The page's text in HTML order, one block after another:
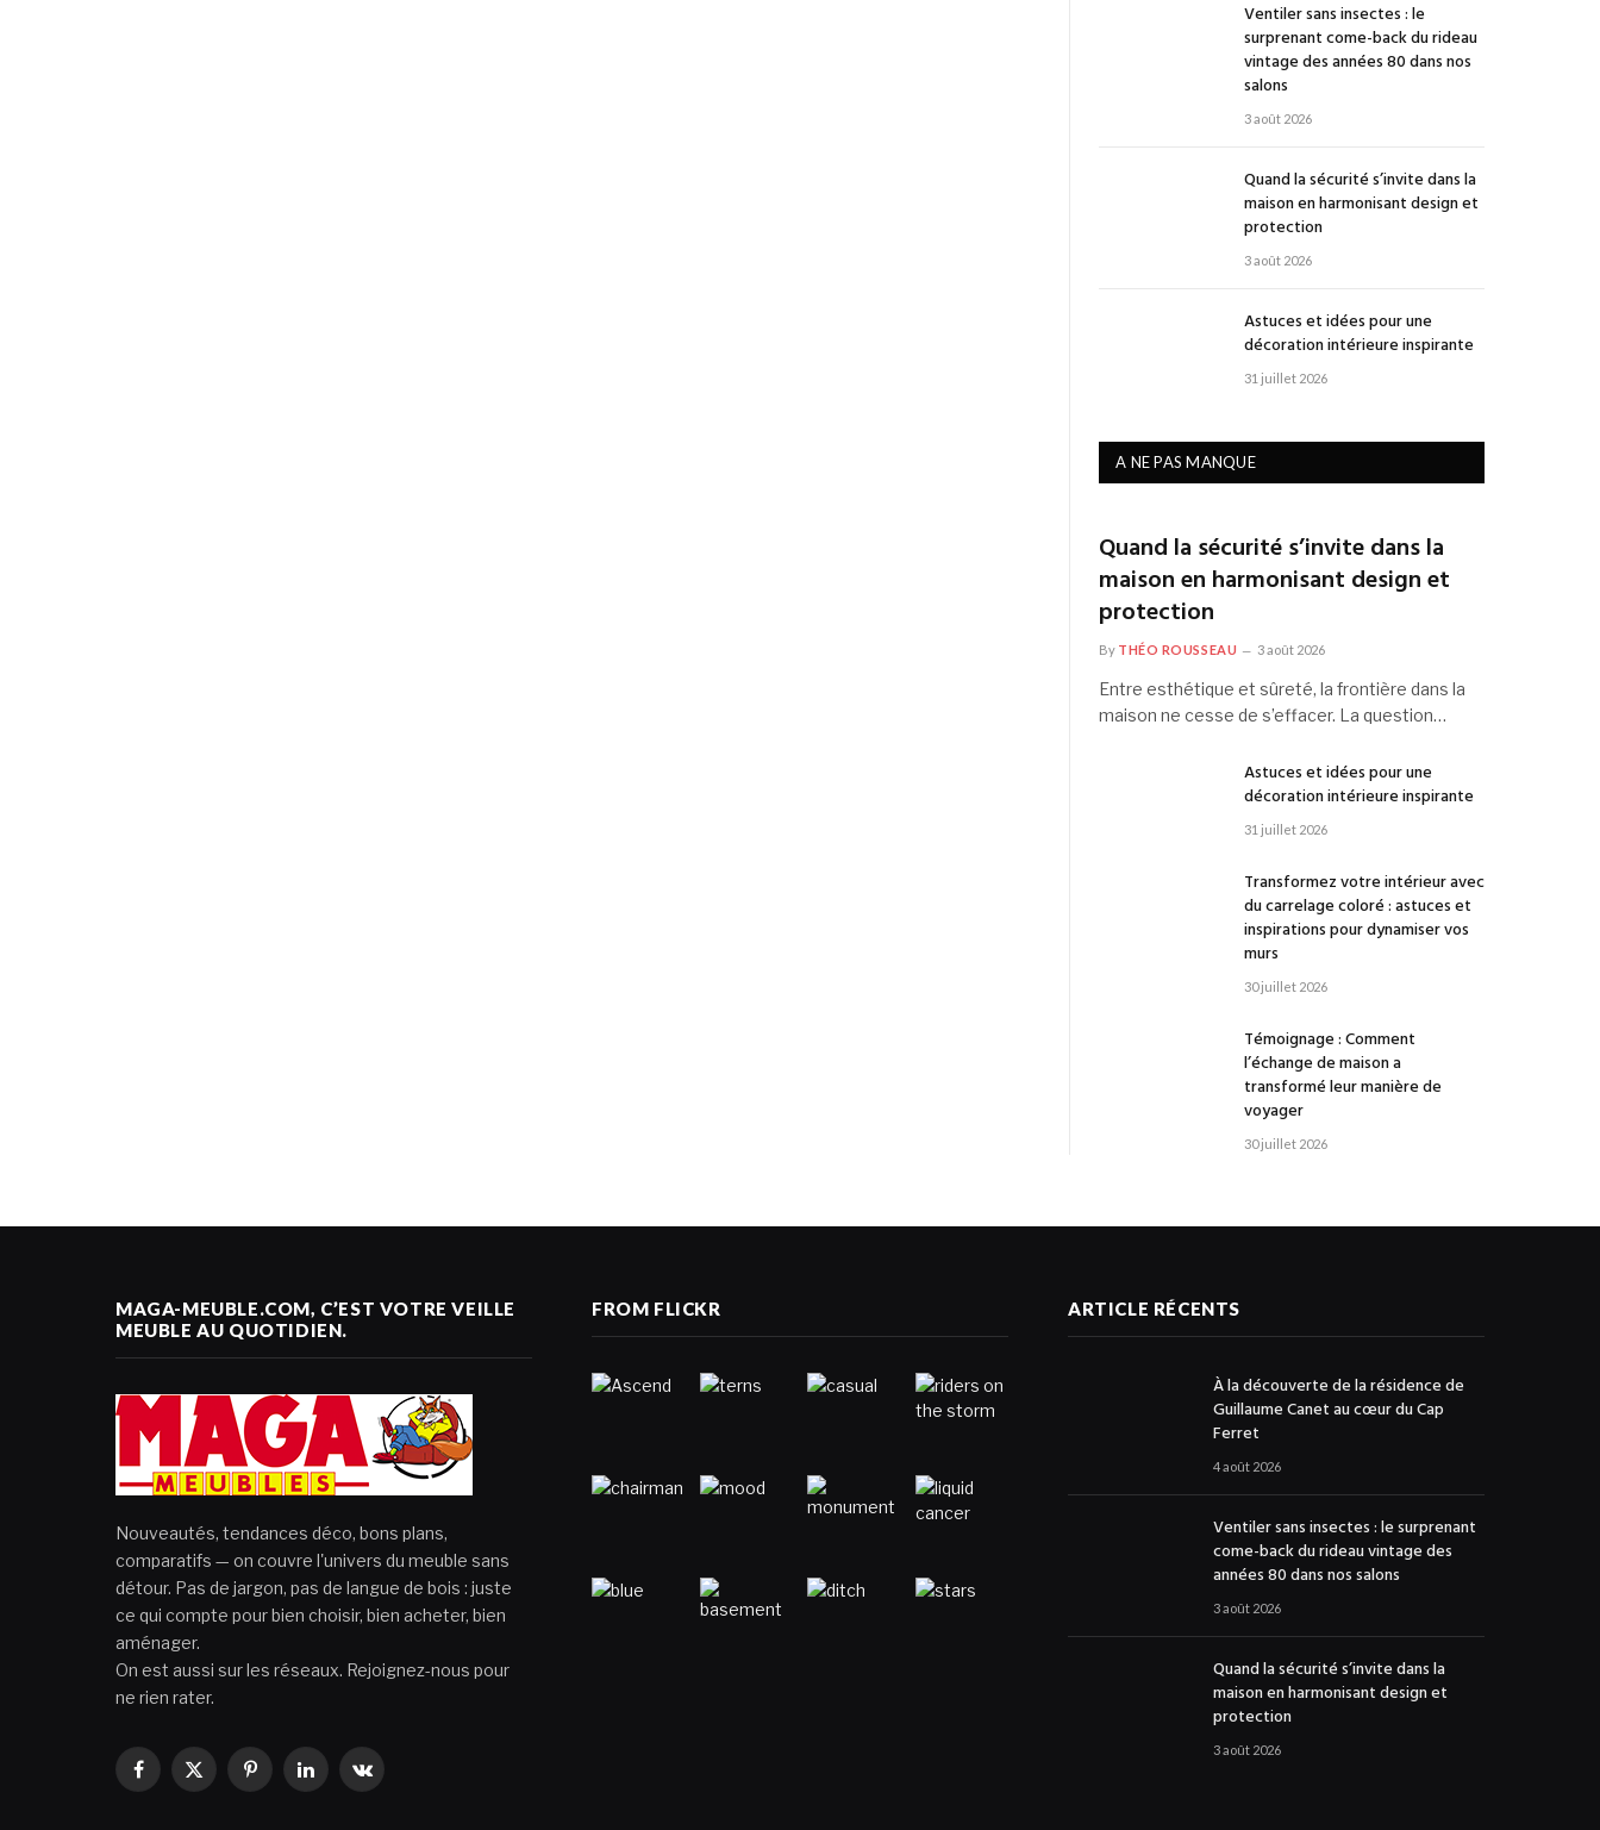
Ventiler sans insectes : le
surprenant come-back du rideau
vintage des années 80 dans nos
salons
3 août 2026
Quand la sécurité s’invite dans la
maison en harmonisant design et
protection
3 août 2026
Astuces et idées pour une
décoration intérieure inspirante
31 juillet 2026
A NE PAS MANQUE
Quand la sécurité s’invite dans la
maison en harmonisant design et
protection
By THÉO ROUSSEAU 3 août 2026
Entre esthétique et sûreté, la frontière dans la
maison ne cesse de s’effacer. La question…
Astuces et idées pour une
décoration intérieure inspirante
31 juillet 2026
Transformez votre intérieur avec
du carrelage coloré : astuces et
inspirations pour dynamiser vos
murs
30 juillet 2026
Témoignage : Comment
l’échange de maison a
transformé leur manière de
voyager
30 juillet 2026
MAGA-MEUBLE.COM, C’EST VOTRE VEILLE
MEUBLE AU QUOTIDIEN.
Nouveautés, tendances déco, bons plans,
comparatifs — on couvre l'univers du meuble sans
détour. Pas de jargon, pas de langue de bois : juste
ce qui compte pour bien choisir, bien acheter, bien
aménager.
On est aussi sur les réseaux. Rejoignez-nous pour
ne rien rater.
Facebook
X
PinterestLinkedInVKontakte
FROM FLICKR ARTICLE RÉCENTS
À la découverte de la résidence de
Guillaume Canet au cœur du Cap
Ferret
4 août 2026
Ventiler sans insectes : le surprenant
come-back du rideau vintage des
années 80 dans nos salons
3 août 2026
Quand la sécurité s’invite dans la
maison en harmonisant design et
protection
3 août 2026